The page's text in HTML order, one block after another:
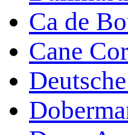
Ca de
Cane